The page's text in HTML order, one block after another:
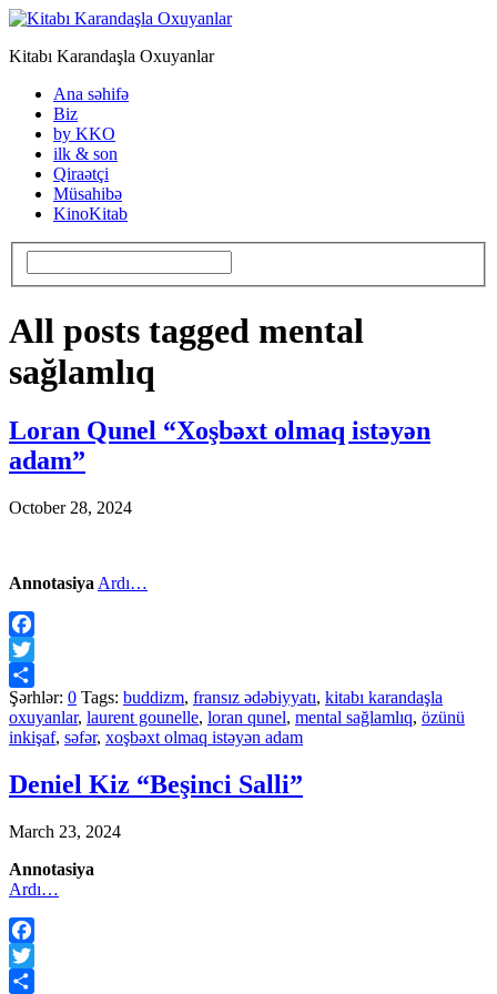
Kitabı Karandaşla Oxuyanlar
Ana səhifə
Biz
by KKO
ilk & son
Qiraətçi
Müsahibə
KinoKitab
All posts tagged mental
sağlamlıq
Loran Qunel “Xoşbəxt olmaq istəyən
adam”
October 28, 2024
Annotasiya Ardı…
Facebook
Twitter
Share
Şərhlər: 0 Tags: buddizm, fransız ədəbiyyatı, kitabı karandaşla
oxuyanlar, laurent gounelle, loran qunel, mental sağlamlıq, özünü
inkişaf, səfər, xoşbəxt olmaq istəyən adam
Deniel Kiz “Beşinci Salli”
March 23, 2024
Annotasiya
Ardı…
Facebook
Twitter